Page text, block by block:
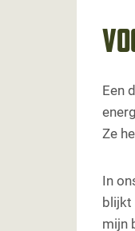
Een
Ze
In
blijkt
mijn